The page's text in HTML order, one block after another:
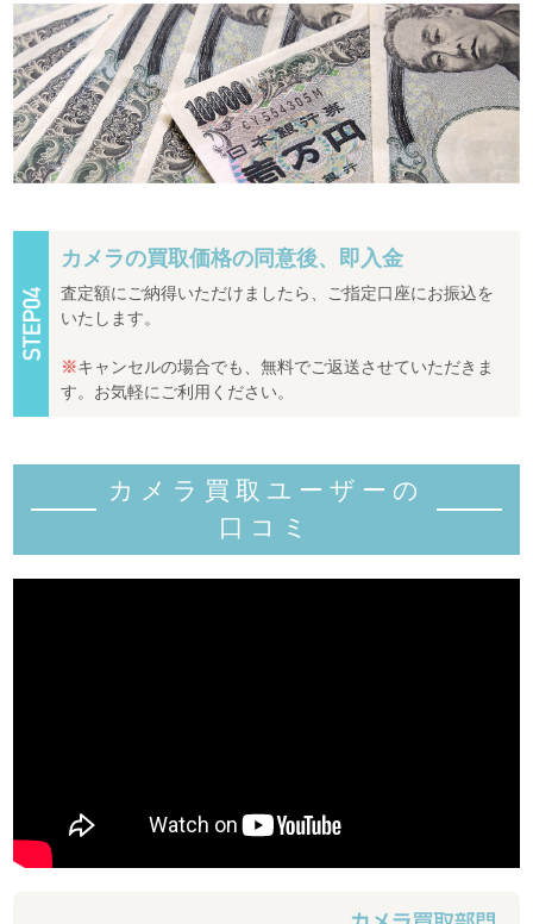
カメラの買取価格の同意後、即入金
査定額にご納得いただけましたら、ご指定口座にお振込を
いたします。
※キャンセルの場合でも、無料でご返送させていただきま
す。お気軽にご利用ください。
カメラ買取ユーザーの
口コミ